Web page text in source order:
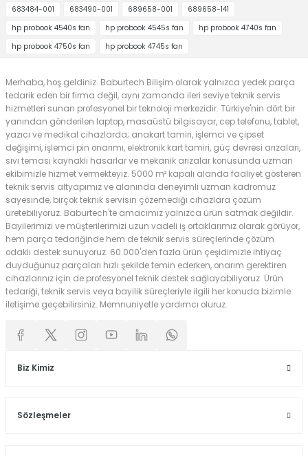
683484-001
683490-001 689658-001
689658-141
hp probook 4540s fan
hp probook 4545s fan
hp probook 4740s fan
hp probook 4750s fan
hp probook 4745s fan
Merhaba, hoş geldiniz. Baburtech Bilişim olarak yalnızca yedek parça
tedarik eden bir firma değil, aynı zamanda ileri seviye teknik servis
hizmetleri sunan profesyonel bir teknoloji merkezidir. Türkiye'nin dört bir
yanından gönderilen laptop, masaüstü bilgisayar, cep telefonu, tablet,
yazıcı ve medikal cihazlarda; anakart tamiri, işlemci ve çipset
değişimi, işlemci pin onarımı, elektronik kart tamiri, güç devresi arızaları,
sıvı teması kaynaklı hasarlar ve mekanik arızalar konusunda uzman
ekibimizle hizmet vermekteyiz. 5000 m² kapalı alanda faaliyet gösteren
teknik servis altyapımız ve alanında deneyimli uzman kadromuz
sayesinde, birçok teknik servisin çözemediği cihazlara çözüm
üretebiliyoruz. Baburtech'te amacımız yalnızca ürün satmak değildir.
Bayilerimizi ve müşterilerimizi uzun vadeli iş ortaklarımız olarak görüyor,
hem parça tedariğinde hem de teknik servis süreçlerinde çözüm
odaklı destek sunuyoruz. 60.000'den fazla ürün çeşidimizle ihtiyaç
duyduğunuz parçaları hızlı şekilde temin ederken, onarım gerektiren
cihazlarınız için de profesyonel teknik destek sağlayabiliyoruz. Ürün
tedariği, teknik servis veya bayilik süreçleriyle ilgili her konuda bizimle
iletişime geçebilirsiniz. Memnuniyetle yardımcı oluruz.
Biz Kimiz
Sözleşmeler